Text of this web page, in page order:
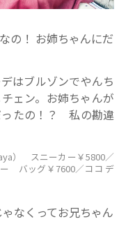
の！ お姉ちゃんにだ
はブルゾンでやんち
ェン。お姉ちゃんが
ったの！？ 私の勘違
） スニーカー￥5800／
バッグ￥7600／ココ デ
なくってお兄ちゃん